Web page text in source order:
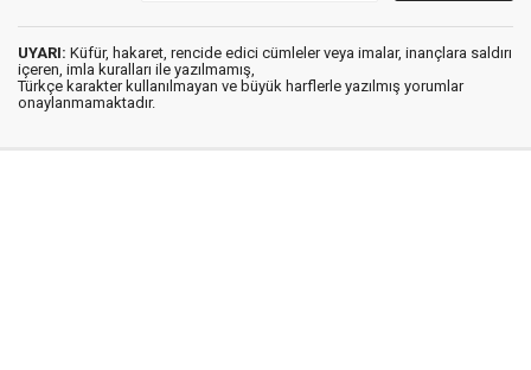
UYARI: Küfür, hakaret, rencide edici cümleler veya imalar, inançlara saldırı
içeren, imla kuralları ile yazılmamış,
Türkçe karakter kullanılmayan ve büyük harflerle yazılmış yorumlar
onaylanmamaktadır.